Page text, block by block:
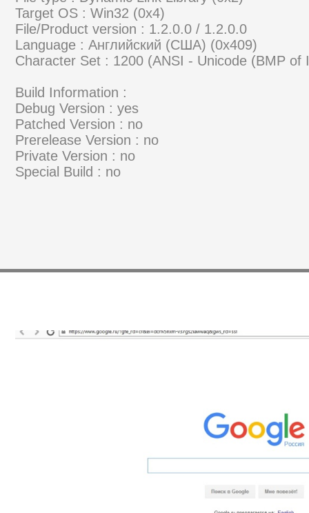
Target OS : Win32 (0x4)
File/Product version : 1.2.0.0 / 1.2.0.0
Language : Английский (США) (0x409)
Character Set : 1200 (ANSI - Unicode (BMP of
Build Information :
Debug Version : yes
Patched Version : no
Prerelease Version : no
Private Version : no
Special Build : no